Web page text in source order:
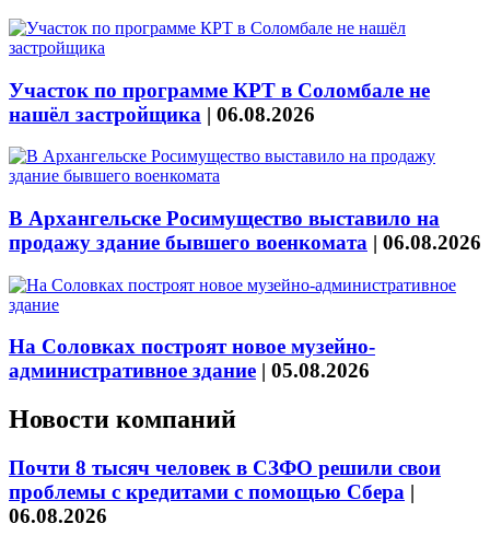
Участок по программе КРТ в Соломбале не
нашёл застройщика | 06.08.2026
В Архангельске Росимущество выставило на
продажу здание бывшего военкомата | 06.08.2026
На Соловках построят новое музейно-
административное здание | 05.08.2026
Новости компаний
Почти 8 тысяч человек в СЗФО решили свои
проблемы с кредитами с помощью Сбера |
06.08.2026